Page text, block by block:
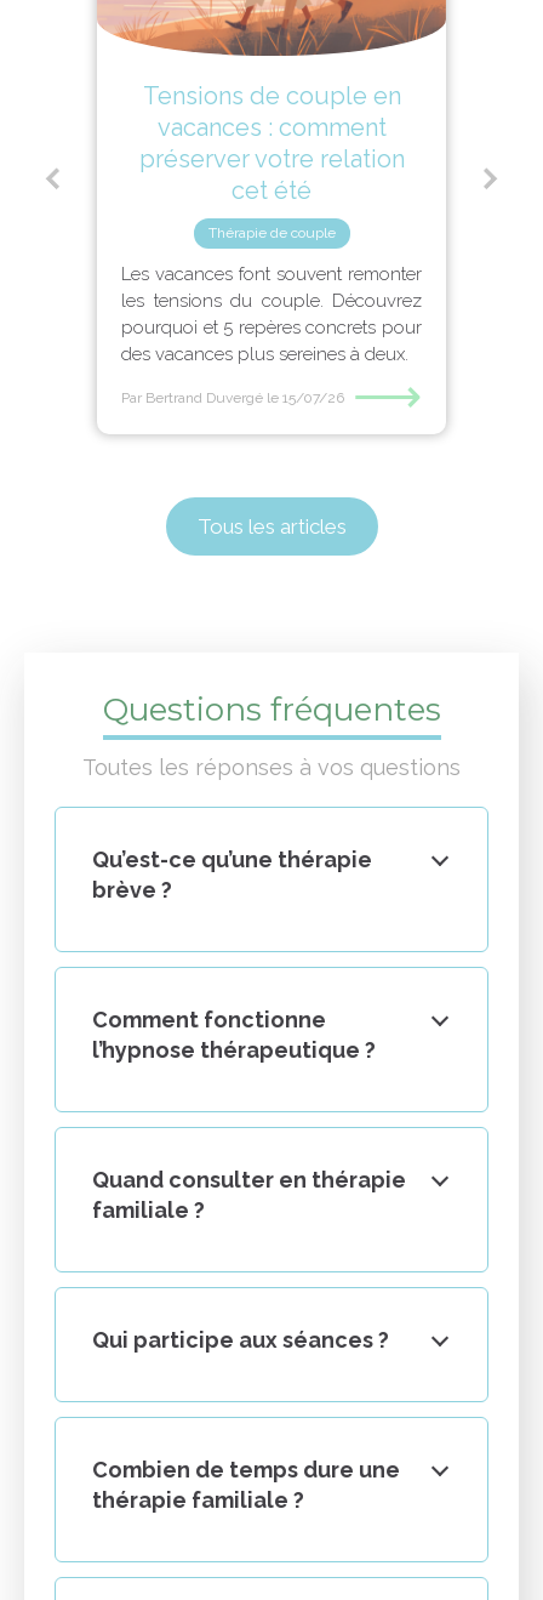
Tensions de couple en
vacances : comment
préserver votre relation
cet été
Thérapie de couple
Les vacances font souvent remonter
les tensions du couple. Découvrez
pourquoi et 5 repères concrets pour
des vacances plus sereines à deux.
Par Bertrand Duvergé le 15/07/26 ⟶
Tous les articles
Questions fréquentes
Toutes les réponses à vos questions
Qu’est-ce qu’une thérapie
brève ?
Comment fonctionne
l’hypnose thérapeutique ?
Quand consulter en thérapie
familiale ?
Qui participe aux séances ?
Combien de temps dure une
thérapie familiale ?